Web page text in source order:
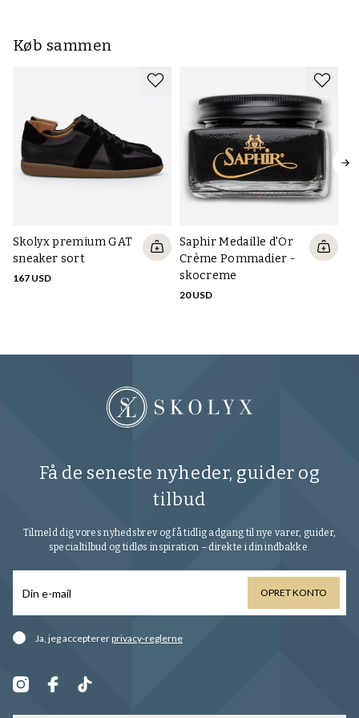
Køb sammen
Skolyx premium GAT
sneaker sort
167 USD
Saphir Medaille d'Or
Crème Pommadier -
skocreme
20 USD
Få de seneste nyheder, guider og
tilbud
Tilmeld dig vores nyhedsbrev og få tidlig adgang til nye varer, guider,
specialtilbud og tidløs inspiration – direkte i din indbakke.
OPRET KONTO
Ja, jeg acceptererprivacy-reglerne